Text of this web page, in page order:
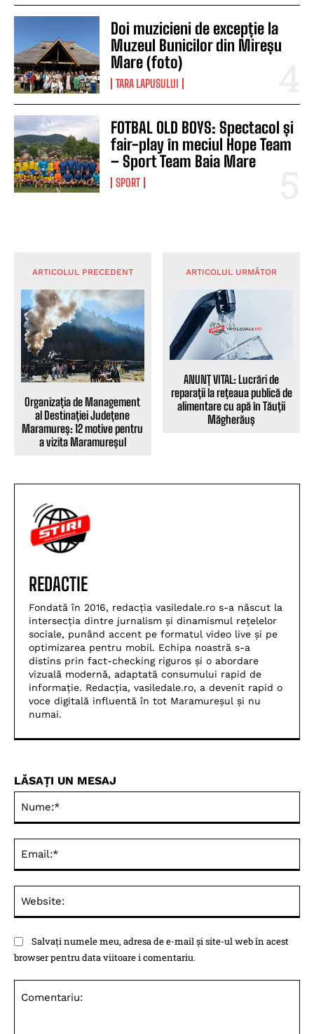
Doi muzicieni de excepție la
Muzeul Bunicilor din Mireșu
Mare (foto)
TARA LAPUSULUI
FOTBAL OLD BOYS: Spectacol și
fair-play în meciul Hope Team
– Sport Team Baia Mare
SPORT
ARTICOLUL PRECEDENT
Organizația de Management
al Destinației Județene
Maramureș: 12 motive pentru
a vizita Maramureșul
ARTICOLUL URMĂTOR
ANUNȚ VITAL: Lucrări de
reparații la rețeaua publică de
alimentare cu apă în Tăuții
Măgherăuș
REDACTIE
Fondată în 2016, redacția vasiledale.ro s-a născut la
intersecția dintre jurnalism și dinamismul rețelelor
sociale, punând accent pe formatul video live și pe
optimizarea pentru mobil. Echipa noastră s-a
distins prin fact-checking riguros și o abordare
vizuală modernă, adaptată consumului rapid de
informație. Redacția, vasiledale.ro, a devenit rapid o
voce digitală influentă în tot Maramureșul și nu
numai.
LĂSAȚI UN MESAJ
Salvați numele meu, adresa de e-mail și site-ul web în acest
browser pentru data viitoare i comentariu.